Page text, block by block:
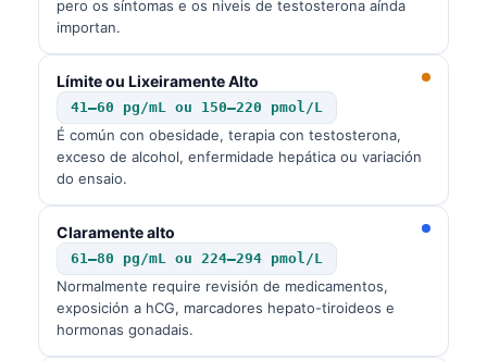
pero os síntomas e os niveis de testosterona aínda
importan.
Límite ou Lixeiramente Alto
41–60 pg/mL ou 150–220 pmol/L
É común con obesidade, terapia con testosterona,
exceso de alcohol, enfermidade hepática ou variación
do ensaio.
Claramente alto
61–80 pg/mL ou 224–294 pmol/L
Normalmente require revisión de medicamentos,
exposición a hCG, marcadores hepato-tiroideos e
hormonas gonadais.